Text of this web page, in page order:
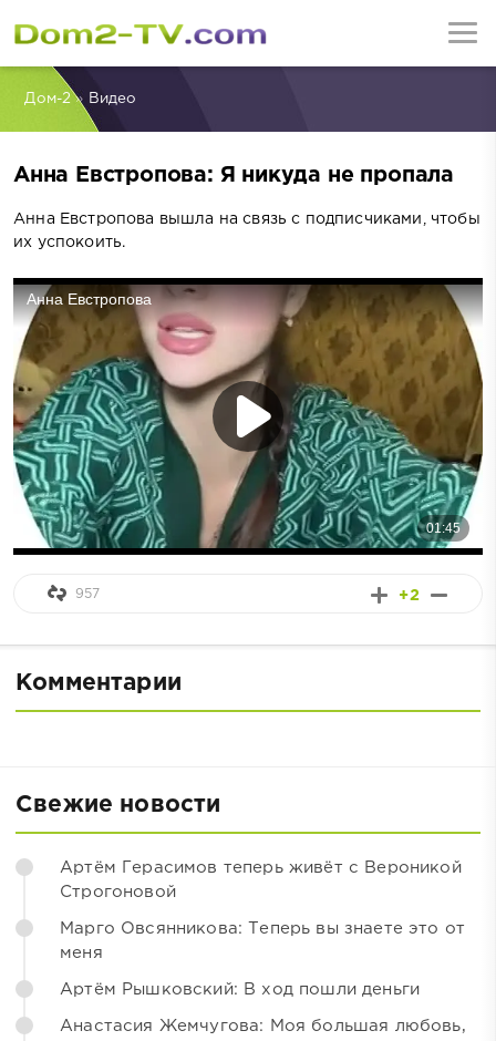
Дом-2» Видео
Анна Евстропова: Я никуда не пропала
Анна Евстропова вышла на связь с подписчиками, чтобы
их успокоить.
+2
957
Комментарии
Свежие новости
Артём Герасимов теперь живёт с Вероникой
Строгоновой
Марго Овсянникова: Теперь вы знаете это от
меня
Артём Рышковский: В ход пошли деньги
Анастасия Жемчугова: Моя большая любовь,